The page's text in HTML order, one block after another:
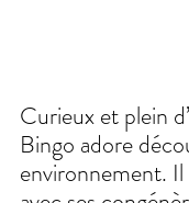
Curieux et plein
Bingo adore
environnement. Il